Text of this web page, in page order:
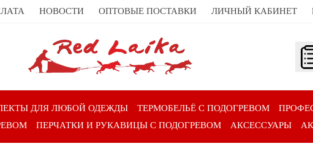
НОВОСТИ ОПТОВЫЕ ПОСТАВКИ ЛИЧНЫЙ КАБИНЕТ
ДЛЯ ЛЮБОЙ ОДЕЖДЫ ТЕРМОБЕЛЬЁ С ПОДОГРЕВОМ
ПЕРЧАТКИ И РУКАВИЦЫ С ПОДОГРЕВОМ АКСЕССУАРЫ